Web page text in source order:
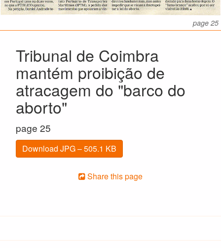
page 25
Tribunal de Coimbra
mantém proibição de
atracagem do "barco do
aborto"
page 25
Download JPG – 505.1 KB
Share this page